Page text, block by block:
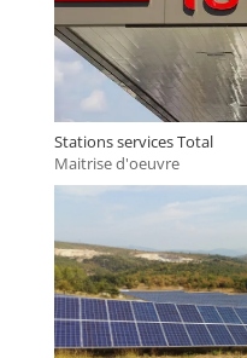
Stations services Total
Maitrise d'oeuvre